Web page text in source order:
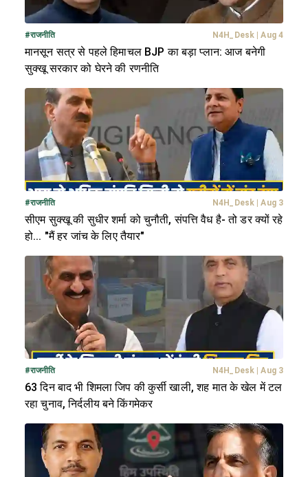
#राजनीति N4H_Desk | Aug 4
मानसून सत्र से पहले हिमाचल BJP का बड़ा प्लान: आज बनेगी
सुक्खू सरकार को घेरने की रणनीति
#राजनीति N4H_Desk | Aug 3
सीएम सुक्खू की सुधीर शर्मा को चुनौती, संपत्ति वैध है- तो डर क्यों रहे
हो... "मैं हर जांच के लिए तैयार"
#राजनीति N4H_Desk | Aug 3
63 दिन बाद भी शिमला जिप की कुर्सी खाली, शह मात के खेल में टल
रहा चुनाव, निर्दलीय बने किंगमेकर